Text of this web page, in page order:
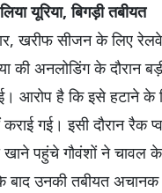
यूरिया, बिगड़ी तबीयत
खरीफ सीजन के लिए
की अनलोडिंग के दौरान
आरोप है कि इसे हटाने के
गई। इसी दौरान रैक
पहुंचे गौवंशों ने चावल के
बाद उनकी तबीयत अचानक